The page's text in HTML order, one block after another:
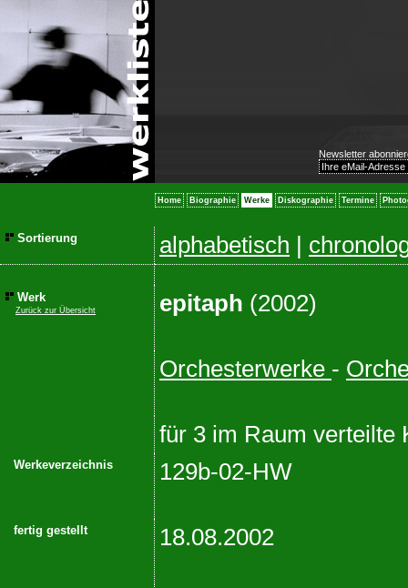
Newsletter
Home Biographie Werke Diskographie Termine
Sortierung alphabetisch |
Werk
Zurück zur Übersicht epitaph (2002)
Orchesterwerke -
für 3 im Raum verteilte
Werkeverzeichnis 129b-02-HW
fertig gestellt 18.08.2002